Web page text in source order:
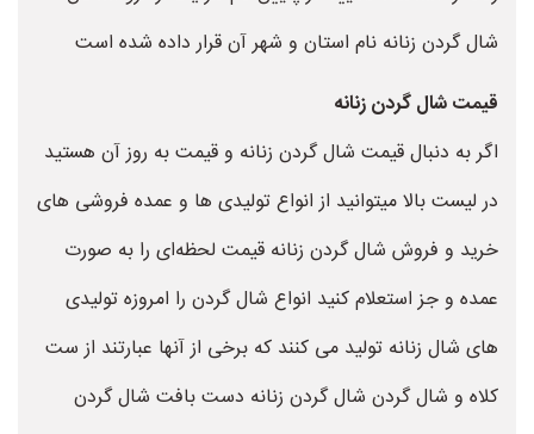
شال گردن زنانه نام استان و شهر آن قرار داده شده است
قیمت شال گردن زنانه
اگر به دنبال قیمت شال گردن زنانه و قیمت به روز آن هستید
در لیست بالا میتوانید از انواع تولیدی ها و عمده فروشی های
خرید و فروش شال گردن زنانه قیمت لحظه‌ای را به صورت
عمده و جز استعلام کنید انواع شال گردن را امروزه تولیدی
های شال زنانه تولید می کنند که برخی از آنها عبارتند از ست
کلاه و شال گردن شال گردن زنانه دست بافت شال گردن